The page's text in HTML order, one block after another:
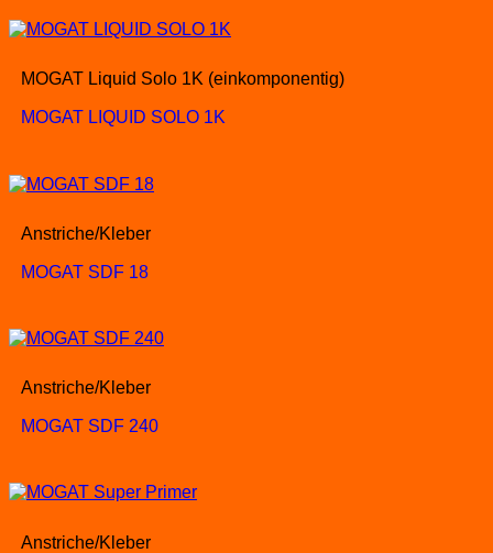
MOGAT Liquid Solo 1K (einkomponentig)
MOGAT LIQUID SOLO 1K
Anstriche/Kleber
MOGAT SDF 18
Anstriche/Kleber
MOGAT SDF 240
Anstriche/Kleber